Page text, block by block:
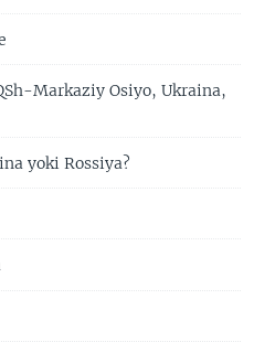
Markaziy Osiyo, Ukraina,
yoki Rossiya?